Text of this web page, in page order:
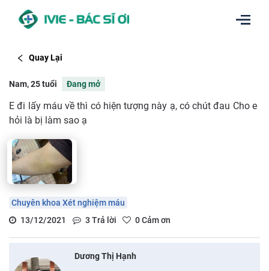
Quay Lại
Nam, 25 tuổi Đang mở
E đi lấy máu về thì có hiện tượng này ạ, có chút đau Cho e
hỏi là bị làm sao ạ
Chuyên khoa Xét nghiệm máu
13/12/2021
3 Trả lời 0Cảm ơn
Dương Thị Hạnh